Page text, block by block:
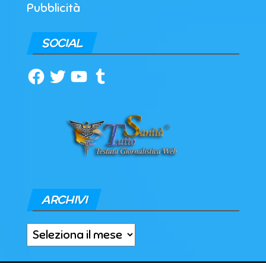
Pubblicità
SOCIAL
Facebook
TwitterYouTubeTumblr
ARCHIVI
Archivi